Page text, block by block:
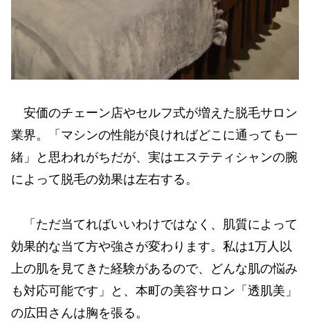
安価のチェーン店やセルフ式が増えた脱毛サロン
業界。「マシンの性能が良ければどこに通っても一
緒」と思われがちだが、実はエステティシャンの腕
によって脱毛の効果は左右する。
「ただ当てればいいわけではなく、肌質によって
効果的な当て方や強さが変わります。私は1万人以
上の肌を見てきた経験があるので、どんな肌の悩み
も対応可能です」と、本町の美容サロン「透肌美」
の広田さんは胸を張る。